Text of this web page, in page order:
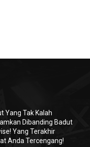
Yang Tak Kalah
Dibanding Badut
Yang Terakhir
Anda Tercengang!